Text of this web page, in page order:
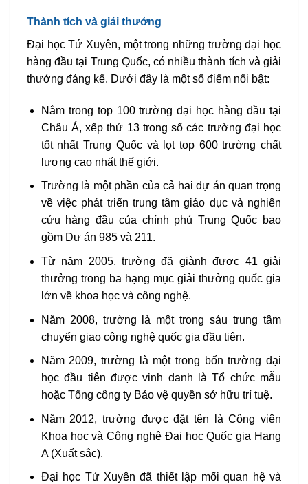
Thành tích và giải thưởng
Đại học Tứ Xuyên, một trong những trường đại học
hàng đầu tại Trung Quốc, có nhiều thành tích và giải
thưởng đáng kể. Dưới đây là một số điểm nổi bật:
Nằm trong top 100 trường đại học hàng đầu tại
Châu Á, xếp thứ 13 trong số các trường đại học
tốt nhất Trung Quốc và lọt top 600 trường chất
lượng cao nhất thế giới.
Trường là một phần của cả hai dự án quan trọng
về việc phát triển trung tâm giáo dục và nghiên
cứu hàng đầu của chính phủ Trung Quốc bao
gồm Dự án 985 và 211.
Từ năm 2005, trường đã giành được 41 giải
thưởng trong ba hạng mục giải thưởng quốc gia
lớn về khoa học và công nghệ.
Năm 2008, trường là một trong sáu trung tâm
chuyển giao công nghệ quốc gia đầu tiên.
Năm 2009, trường là một trong bốn trường đại
học đầu tiên được vinh danh là Tổ chức mẫu
hoặc Tổng công ty Bảo vệ quyền sở hữu trí tuệ.
Năm 2012, trường được đặt tên là Công viên
Khoa học và Công nghệ Đại học Quốc gia Hạng
A (Xuất sắc).
Đại học Tứ Xuyên đã thiết lập mối quan hệ và